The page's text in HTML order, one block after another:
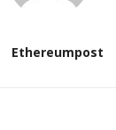
Ethereumpost